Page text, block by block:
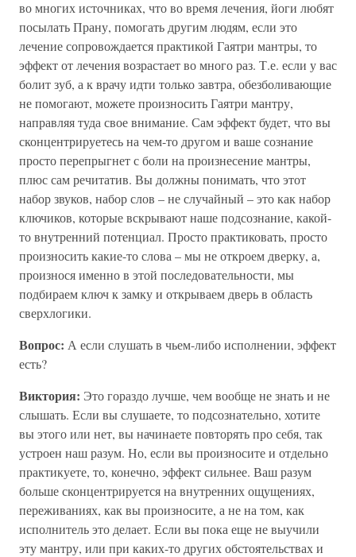
во многих источниках, что во время лечения, йоги любят
посылать Прану, помогать другим людям, если это
лечение сопровождается практикой Гаятри мантры, то
эффект от лечения возрастает во много раз. Т.е. если у вас
болит зуб, а к врачу идти только завтра, обезболивающие
не помогают, можете произносить Гаятри мантру,
направляя туда свое внимание. Сам эффект будет, что вы
сконцентрируетесь на чем-то другом и ваше сознание
просто перепрыгнет с боли на произнесение мантры,
плюс сам речитатив. Вы должны понимать, что этот
набор звуков, набор слов – не случайный – это как набор
ключиков, которые вскрывают наше подсознание, какой-
то внутренний потенциал. Просто практиковать, просто
произносить какие-то слова – мы не откроем дверку, а,
произнося именно в этой последовательности, мы
подбираем ключ к замку и открываем дверь в область
сверхлогики.
Вопрос: А если слушать в чьем-либо исполнении, эффект
есть?
Виктория: Это гораздо лучше, чем вообще не знать и не
слышать. Если вы слушаете, то подсознательно, хотите
вы этого или нет, вы начинаете повторять про себя, так
устроен наш разум. Но, если вы произносите и отдельно
практикуете, то, конечно, эффект сильнее. Ваш разум
больше сконцентрируется на внутренних ощущениях,
переживаниях, как вы произносите, а не на том, как
исполнитель это делает. Если вы пока еще не выучили
эту мантру, или при каких-то других обстоятельствах и